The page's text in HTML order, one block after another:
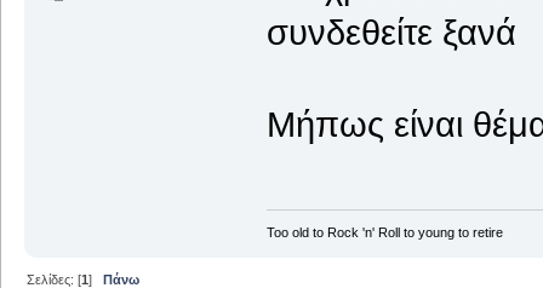
συνδεθείτε ξανά
Mήπως είναι
Too old to Rock 'n' Roll to young to retire
Σελίδες: [1]Πάνω